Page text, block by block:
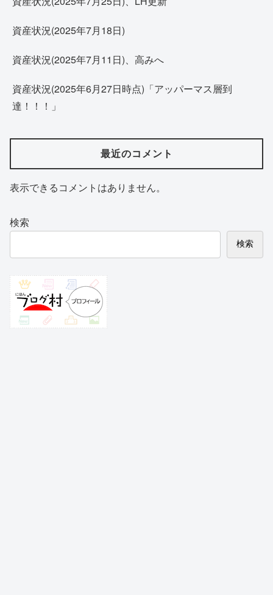
資産状況(2025年7月18日)
資産状況(2025年7月11日)、高みへ
資産状況(2025年6月27日時点)「アッパーマス層到
達！！！」
最近のコメント
表示できるコメントはありません。
検索
検索